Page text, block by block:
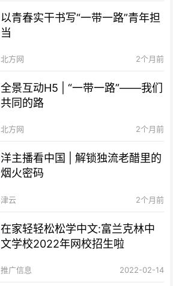
以青春实干书写“一带一路”青年担
当
北方网 2个月前
全景互动H5 | “一带一路”——我们
共同的路
北方网 2个月前
洋主播看中国 | 解锁独流老醋里的
烟火密码
津云 2个月前
在家轻轻松松学中文:富兰克林中
文学校2022年网校招生啦
推广信息 2022-02-14